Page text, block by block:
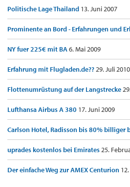
Politische Lage Thailand 13. Juni 2007
Prominente an Bord - Erfahrungen und
NY fuer 225€ mit BA6. Mai 2009
Erfahrung mit Flugladen.de??29. Juli 2010
Flottenumrüstung auf der Langstrecke
Lufthansa Airbus A 380 17. Juni 2009
Carlson Hotel, Radisson bis 80% billiger
uprades kostenlos bei Emirates25.
Der einfache Weg zur AMEX Centurion